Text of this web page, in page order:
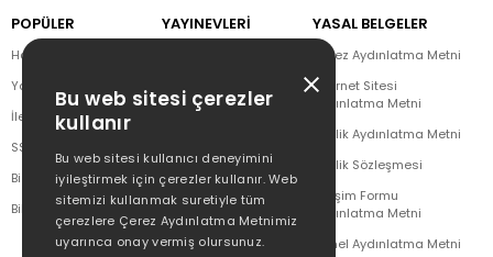
POPÜLER
Hakkımızda
Yazar Listesi
İletişim
SSS
Bizden Haberler
Bilgi Toplumu Hizmetleri
YAYINEVLERİ
Doğan Novus
Dex Kitap
Doğan Çocuk
YASAL BELGELER
Çerez Aydınlatma Metni
İnternet Sitesi
Aydınlatma Metni
Üyelik Aydınlatma Metni
Üyelik Sözleşmesi
İletişim Formu
Aydınlatma Metni
Genel Aydınlatma Metni
Bu web sitesi çerezler
kullanır
Bu web sitesi kullanıcı deneyimini
iyileştirmek için çerezler kullanır. Web
sitemizi kullanmak suretiyle tüm
çerezlere Çerez Aydınlatma Metnimiz
uyarınca onay vermiş olursunuz.